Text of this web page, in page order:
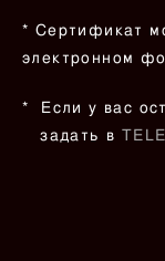
* Сертификат
электронном
* Если у вас
задать в